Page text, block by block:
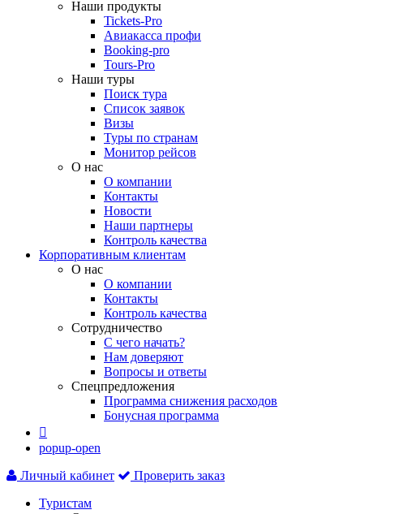
Наши продукты
Tickets-Pro
Авиакасса профи
Booking-pro
Tours-Pro
Наши туры
Поиск тура
Список заявок
Визы
Туры по странам
Монитор рейсов
О нас
О компании
Контакты
Новости
Наши партнеры
Контроль качества
Корпоративным клиентам
О нас
О компании
Контакты
Контроль качества
Сотрудничество
С чего начать?
Нам доверяют
Вопросы и ответы
Спецпредложения
Программа снижения расходов
Бонусная программа

popup-open
Личный кабинет
Проверить заказ
Туристам